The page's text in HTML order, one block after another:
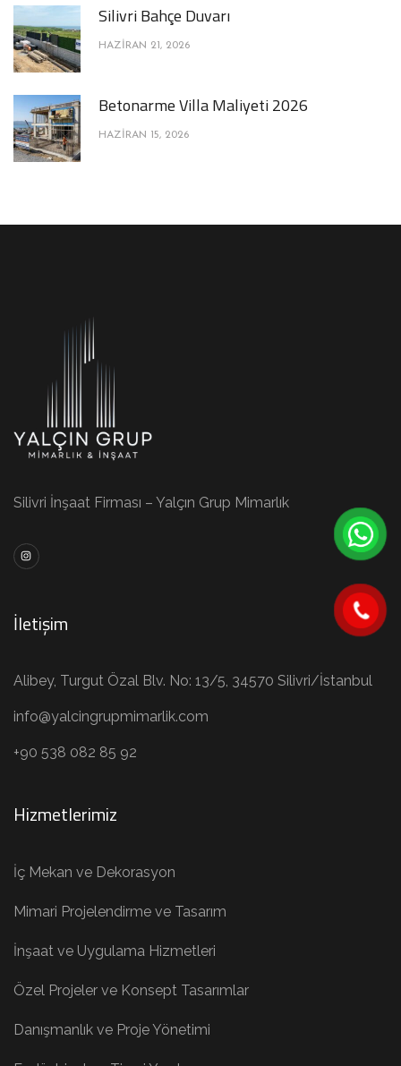
Silivri Bahçe Duvarı
HAZIRAN 21, 2026
Betonarme Villa Maliyeti 2026
HAZIRAN 15, 2026
Silivri İnşaat Firması – Yalçın Grup Mimarlık
İletişim
Alibey, Turgut Özal Blv. No: 13/5, 34570 Silivri/İstanbul
info@yalcingrupmimarlik.com
+90 538 082 85 92
Hizmetlerimiz
İç Mekan ve Dekorasyon
Mimari Projelendirme ve Tasarım
İnşaat ve Uygulama Hizmetleri
Özel Projeler ve Konsept Tasarımlar
Danışmanlık ve Proje Yönetimi